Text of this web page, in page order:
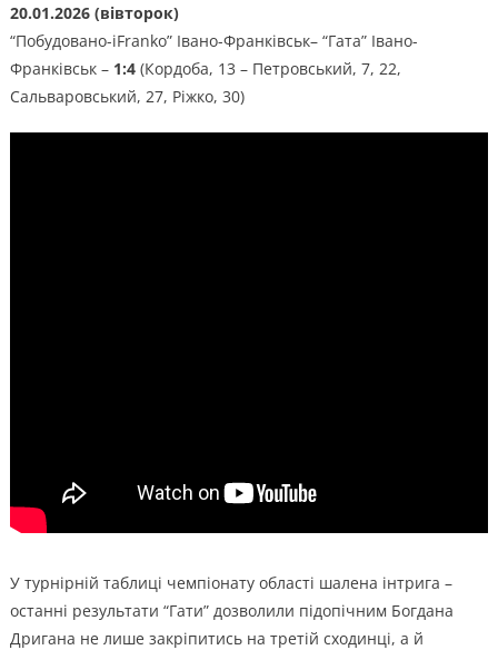
20.01.2026 (вівторок)
“Побудовано-iFranko” Івано-Франківськ– “Гата” Івано-
Франківськ – 1:4(Кордоба, 13 – Петровський, 7, 22,
Сальваровський, 27, Ріжко, 30)
У турнірній таблиці чемпіонату області шалена інтрига –
останні результати “Гати” дозволили підопічним Богдана
Дригана не лише закріпитись на третій сходинці, а й